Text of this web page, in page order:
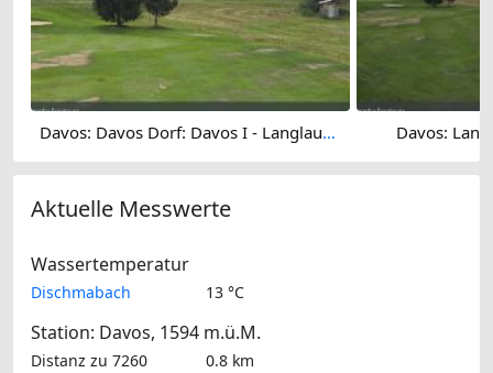
Davos: Davos Dorf: Davos I - Langlaufzentrum Davos:
Aktuelle Messwerte
Wassertemperatur
Dischmabach 13 °C
Station: Davos, 1594 m.ü.M.
Distanz zu 7260
0.8 km